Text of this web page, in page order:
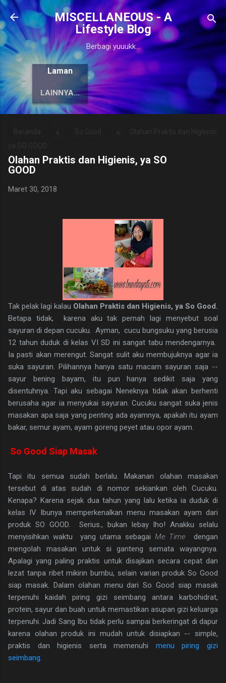
Langsung ke konten utama
MISCELLANEOUS - A
Lifestyle Blog
Berbagi yuuukk...
Laman
LAINNYA…
Olahan Praktis dan Higienis, ya SO
GOOD
Maret 30, 2018
Tak pelak lagi kalau Olahan Praktis dan Higienis, ya So Good.
Betapa tidak, karena aku tak pernah lagi menyebut soal
sayuran di depan cucuku. Ayman, cucu bungsuku yang berusia
12 tahun duduk di kelas VI SD ini sangat tabu mendengarnya.
Ia pasti akan merengut. Sangat sulit aku membujuknya agar ia
suka sayuran. Pilihannya hanya satu macam sayuran saja --
sayur bening bayam, itu pun hanya sedikit saja yang
disentuhnya. Tapi aku sebagai Neneknya tidak akan berhenti
berusaha agar ia menyukai sayuran. Cucuku sangat suka jenis
masakan apa saja yang penting ada ayamnya, apakah itu ayam
bakar, semur ayam, ayam goreng peyet atau opor ayam.
So Good Siap Masak
Tapi itu semua sudah berlalu. Makanan olahan masakan
tersebut di atas sudah di nomor sekiankan oleh Cucuku.
Kenapa? Karena sejak dua tahun yang lalu ketika ia duduk di
kelas IV Ibunya memperkenalkan menu masakan ayam dari
produk SO GOOD. Serius., bukan lebay lho! Anakku selalu
menyisihkan waktu yang utama sebagai Me Time
dengan
mengolah masakan untuk si ganteng semata wayangnya.
Apalagi yang paling praktis untuk disajikan secara cepat dan
lezat tanpa ribet mikirin bumbu, selain varian produk So Good
siap masak. Dalam olahan menu dari So Good siap masak
terpenuhi kaidah piring gizi seimbang antara karbohidrat,
protein, sayur dan buah untuk memastikan asupan gizi keluarga
terpenuhi. Jadi Sang Ibu tidak perlu sampai berkeringat di dapur
karena olahan produk ini mudah untuk disiapkan -- simple,
praktis dan higienis serta memenuhi menu piring gizi
seimbang.